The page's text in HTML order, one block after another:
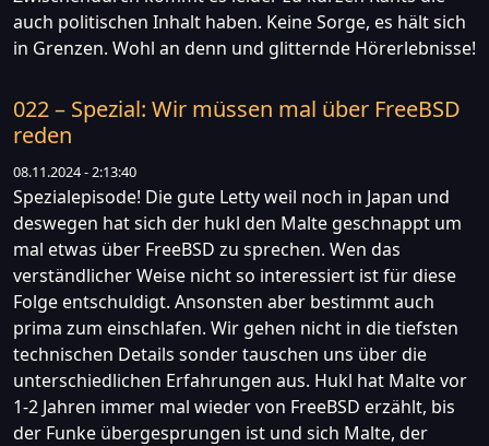
auch politischen Inhalt haben. Keine Sorge, es hält sich
in Grenzen. Wohl an denn und glitternde Hörerlebnisse!
022 – Spezial: Wir müssen mal über FreeBSD
reden
08.11.2024 - 2:13:40
Spezialepisode! Die gute Letty weil noch in Japan und
deswegen hat sich der hukl den Malte geschnappt um
mal etwas über FreeBSD zu sprechen. Wen das
verständlicher Weise nicht so interessiert ist für diese
Folge entschuldigt. Ansonsten aber bestimmt auch
prima zum einschlafen. Wir gehen nicht in die tiefsten
technischen Details sonder tauschen uns über die
unterschiedlichen Erfahrungen aus. Hukl hat Malte vor
1-2 Jahren immer mal wieder von FreeBSD erzählt, bis
der Funke übergesprungen ist und sich Malte, der